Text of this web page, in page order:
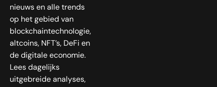
nieuws en alle trends
op het gebied van
blockchaintechnologie,
altcoins, NFT’s, DeFi en
de digitale economie.
Lees dagelijks
uitgebreide analyses,